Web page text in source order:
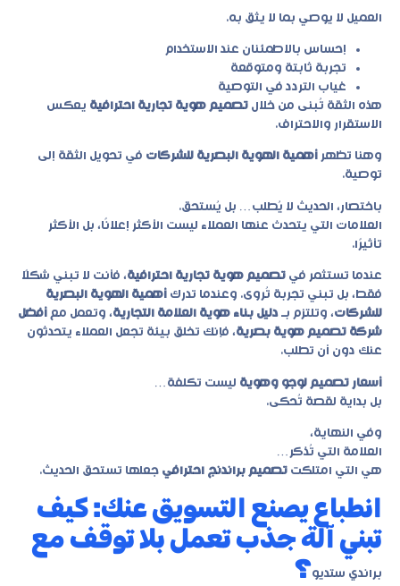
العميل لا يوصي بما لا يثق به.
إحساس بالاطمئنان عند الاستخدام
تجربة ثابتة ومتوقعة
غياب التردد في التوصية
هذه الثقة تُبنى من خلال تصميم هوية تجارية احترافية يعكس
الاستقرار والاحتراف.
وهنا تظهر أهمية الهوية البصرية للشركات في تحويل الثقة إلى
توصية.
باختصار، الحديث لا يُطلب… بل يُستحق.
العلامات التي يتحدث عنها العملاء ليست الأكثر إعلانًا، بل الأكثر
تأثيرًا.
عندما تستثمر في تصميم هوية تجارية احترافية، فأنت لا تبني شكلًا
فقط، بل تبني تجربة تُروى. وعندما تدرك أهمية الهوية البصرية
للشركات، وتلتزم بـ دليل بناء هوية العلامة التجارية، وتعمل مع أفضل
شركة تصميم هوية بصرية، فإنك تخلق بيئة تجعل العملاء يتحدثون
عنك دون أن تطلب.
أسعار تصميم لوجو وهوية ليست تكلفة…
بل بداية لقصة تُحكى.
وفي النهاية،
العلامة التي تُذكر…
هي التي امتلكت تصميم براندنج احترافي جعلها تستحق الحديث.
انطباع يصنع التسويق عنك: كيف
تبني آلة جذب تعمل بلا توقف مع
براندي ستديو؟